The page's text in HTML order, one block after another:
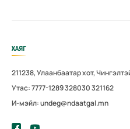
ХАЯГ
211238, Улаанбаатар хот,
Утас: 7777-1289 328030 321162
И-мэйл: undeg@ndaatgal.mn